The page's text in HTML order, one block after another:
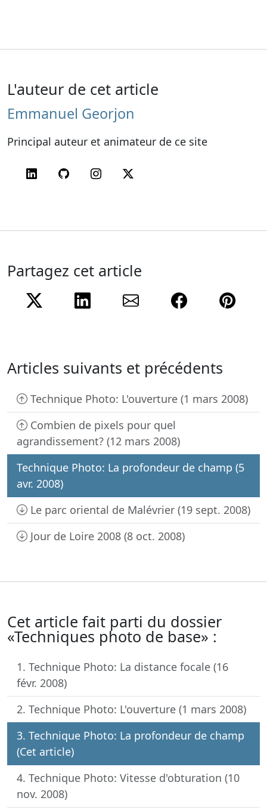
L'auteur de cet article
Emmanuel Georjon
Principal auteur et animateur de ce site
LinkedInGitHubInstagram
Partagez cet article
TwitterLinkedIne-mailFacebook
Articles suivants et précédents
Technique Photo: L'ouverture (1 mars 2008)
Combien de pixels pour quel
agrandissement? (12 mars 2008)
Technique Photo: La profondeur de champ (5
avr. 2008)
Le parc oriental de Malévrier (19 sept. 2008)
Jour de Loire 2008 (8 oct. 2008)
Cet article fait parti du dossier
«Techniques photo de base» :
1. Technique Photo: La distance focale (16
févr. 2008)
2. Technique Photo: L'ouverture (1 mars 2008)
3. Technique Photo: La profondeur de champ
(Cet article)
4. Technique Photo: Vitesse d'obturation (10
nov. 2008)